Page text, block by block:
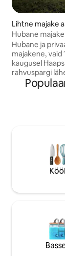
Lihtne majake
Hubane
Haapsalu
Hubane ja
majakene, vaid
kaugusel
rahvuspargi
paaridele ja
korruse
alumisel
istumisega.
3,5 km
ja on vajadusel